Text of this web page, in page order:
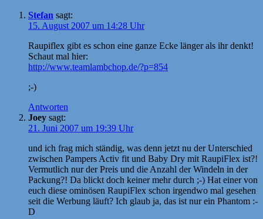
Stefan sagt:
15. August 2007 um 14:28 Uhr
Raupiflex gibt es schon eine ganze Ecke länger als ihr denkt!
Schaut mal hier:
http://www.teamlambchop.de/?p=854
;-)
Antworten
Joey sagt:
21. Juni 2007 um 19:39 Uhr
und ich frag mich ständig, was denn jetzt nu der Unterschied
zwischen Pampers Activ fit und Baby Dry mit RaupiFlex ist?!
Vermutlich nur der Preis und die Anzahl der Windeln in der
Packung?! Da blickt doch keiner mehr durch ;-) Hat einer von
euch diese ominösen RaupiFlex schon irgendwo mal gesehen
seit die Werbung läuft? Ich glaub ja, das ist nur ein Phantom :-
D